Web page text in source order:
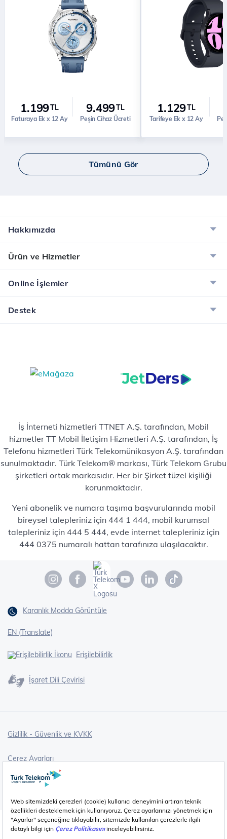
1.199TL
Faturaya Ek x 12 Ay
9.499TL
Peşin Cihaz Ücreti
1.129TL
Tarifeye Ek x 12 Ay
Tümünü Gör
Hakkımızda
Ürün ve Hizmetler
Online İşlemler
Destek
İş İnterneti hizmetleri TTNET A.Ş. tarafından, Mobil
hizmetler TT Mobil İletişim Hizmetleri A.Ş. tarafından, İş
Telefonu hizmetleri Türk Telekomünikasyon A.Ş. tarafından
sunulmaktadır. Türk Telekom® markası, Türk Telekom Grubu
şirketleri ortak markasıdır. Her bir Şirket tüzel kişiliği
korunmaktadır.
Yeni abonelik ve numara taşıma başvurularında mobil
bireysel talepleriniz için 444 1 444, mobil kurumsal
talepleriniz için 444 5 444, evde internet talepleriniz için
444 0375 numaralı hattan tarafınıza ulaşılacaktır.
Karanlık Modda Görüntüle
EN (Translate)
Erişilebilirlik
İşaret Dili Çevirisi
Gizlilik - Güvenlik ve KVKK
Çerez Ayarları